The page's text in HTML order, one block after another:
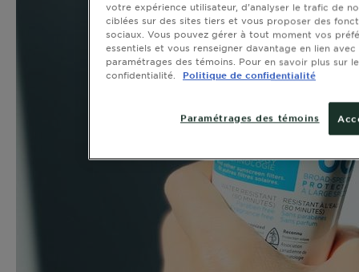
votre expérience utilisateur, d’analyser le trafic de
ciblées sur des sites tiers et vous proposer des
sociaux. Vous pouvez gérer à tout moment vos
essentiels et vous renseigner davantage en lien
paramétrages des témoins. Pour en savoir plus sur
confidentialité.
Politique de confidentialité
Paramétrages des témoins